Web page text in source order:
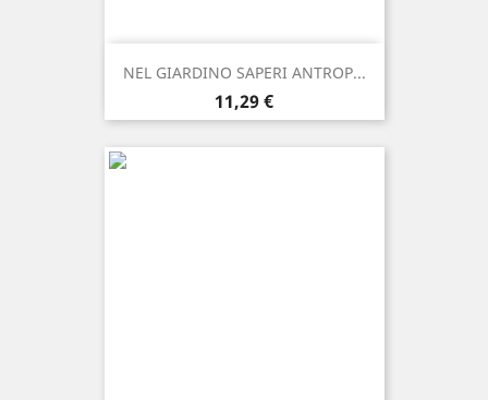
NEL GIARDINO SAPERI ANTROP...
Prezzo
11,29 €